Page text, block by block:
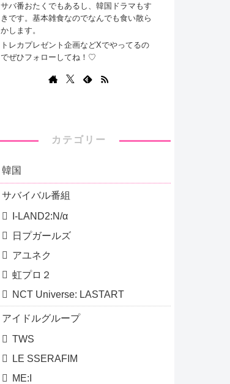
サバ番おたくでもあるし、韓国ドラマもす
きです。基本雑食なのでなんでも食い散ら
かします。
トレカプレゼント企画などXでやってるの
でぜひフォローしてね！♡
カテゴリー
韓国
サバイバル番組
I-LAND2:N/α
日プガールズ
アユネク
虹プロ２
NCT Universe: LASTART
アイドルグループ
TWS
LE SSERAFIM
ME:I